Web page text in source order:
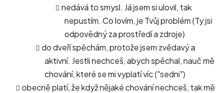
nedává to smysl. Já jsem si ulovil, tak
nepustím. Co lovím, je Tvůj problém (Ty jsi
odpovědný za prostředí a zdroje)
do dveří spěchám, protože jsem zvědavý a
aktivní. Jestli nechceš, abych spěchal, nauč mě
chování, které se mi vyplatí víc ("sedni")
obecně platí, že když nějaké chování nechceš, tak mě